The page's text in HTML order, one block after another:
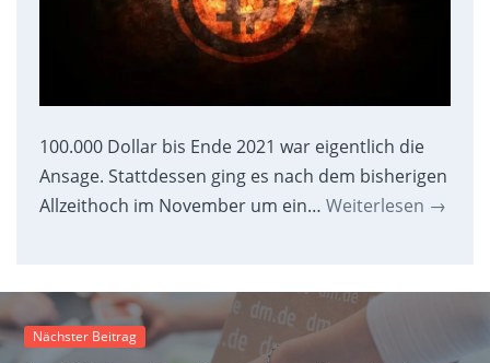
100.000 Dollar bis Ende 2021 war eigentlich die
Ansage. Stattdessen ging es nach dem bisherigen
Allzeithoch im November um ein… Weiterlesen →
Nächster Beitrag